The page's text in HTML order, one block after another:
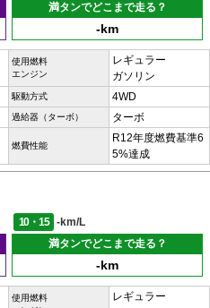
満タンでどこまで走る？
-km
使用燃料
エンジン
レギュラー
ガソリン
駆動方式 4WD
過給器（ターボ） ターボ
燃費性能
R12年度燃費基準6
5%達成
10・15
-km/L
満タンでどこまで走る？
-km
使用燃料
レギュラー